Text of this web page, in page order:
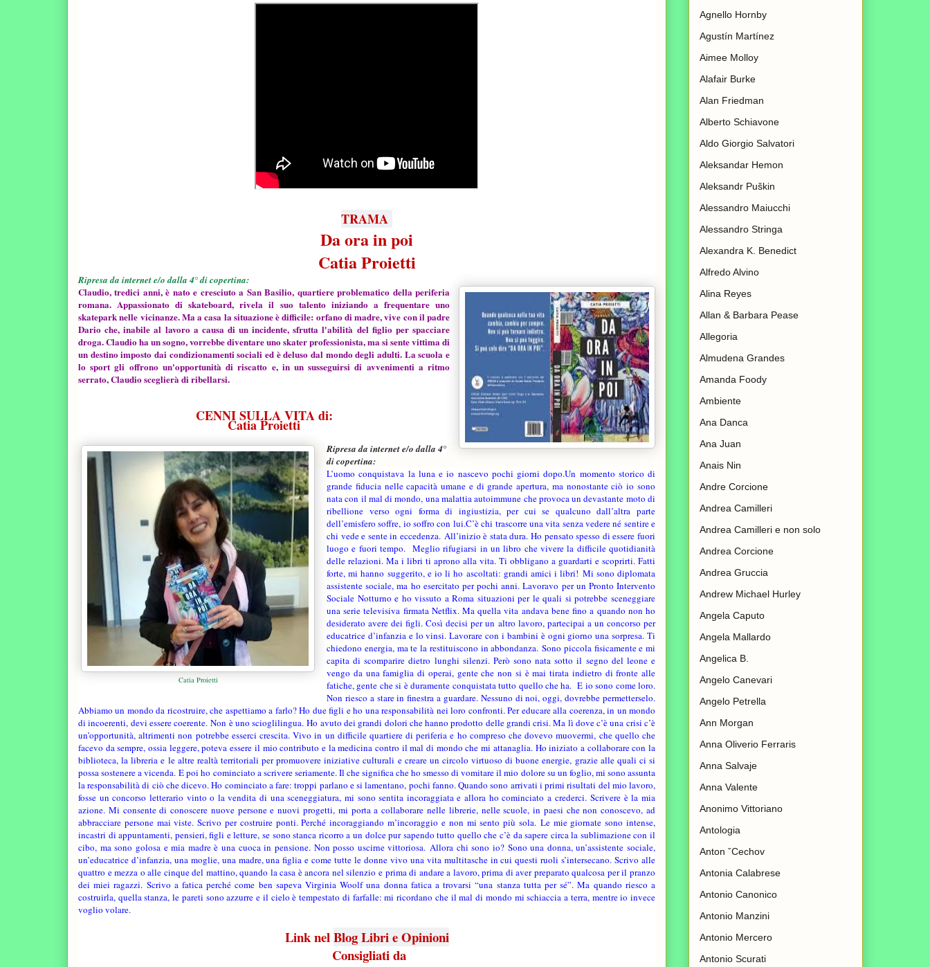
TRAMA
Da ora in poi
Catia Proietti
Ripresa da internet e/o dalla 4° di copertina:
Claudio, tredici anni, è nato e cresciuto a San Basilio, quartiere problematico della periferia
romana. Appassionato di skateboard, rivela il suo talento iniziando a frequentare uno
skatepark nelle vicinanze. Ma a casa la situazione è difficile: orfano di madre, vive con il padre
Dario che, inabile al lavoro a causa di un incidente, sfrutta l'abilità del figlio per spacciare
droga. Claudio ha un sogno, vorrebbe diventare uno skater professionista, ma si sente vittima di
un destino imposto dai condizionamenti sociali ed è deluso dal mondo degli adulti. La scuola e
lo sport gli offrono un'opportunità di riscatto e, in un susseguirsi di avvenimenti a ritmo
serrato, Claudio sceglierà di ribellarsi.
CENNI SULLA VITA di:
Catia Proietti
Catia Proietti
Ripresa da internet e/o dalla 4°
di copertina:
L’uomo conquistava la luna e io nascevo pochi giorni dopo.Un momento storico di
grande fiducia nelle capacità umane e di grande apertura, ma nonostante ciò io sono
nata con il mal di mondo, una malattia autoimmune che provoca un devastante moto di
ribellione verso ogni forma di ingiustizia, per cui se qualcuno dall’altra parte
dell’emisfero soffre, io soffro con lui.C’è chi trascorre una vita senza vedere né sentire e
chi vede e sente in eccedenza. All’inizio è stata dura. Ho pensato spesso di essere fuori
luogo e fuori tempo. Meglio rifugiarsi in un libro che vivere la difficile quotidianità
delle relazioni. Ma i libri ti aprono alla vita. Ti obbligano a guardarti e scoprirti. Fatti
forte, mi hanno suggerito, e io li ho ascoltati: grandi amici i libri! Mi sono diplomata
assistente sociale, ma ho esercitato per pochi anni. Lavoravo per un Pronto Intervento
Sociale Notturno e ho vissuto a Roma situazioni per le quali si potrebbe sceneggiare
una serie televisiva firmata Netflix. Ma quella vita andava bene fino a quando non ho
desiderato avere dei figli. Così decisi per un altro lavoro, partecipai a un concorso per
educatrice d’infanzia e lo vinsi. Lavorare con i bambini è ogni giorno una sorpresa. Ti
chiedono energia, ma te la restituiscono in abbondanza. Sono piccola fisicamente e mi
capita di scomparire dietro lunghi silenzi. Però sono nata sotto il segno del leone e
vengo da una famiglia di operai, gente che non si è mai tirata indietro di fronte alle
fatiche, gente che si è duramente conquistata tutto quello che ha. E io sono come loro.
Non riesco a stare in finestra a guardare. Nessuno di noi, oggi, dovrebbe permetterselo.
Abbiamo un mondo da ricostruire, che aspettiamo a farlo? Ho due figli e ho una responsabilità nei loro confronti. Per educare alla coerenza, in un mondo
di incoerenti, devi essere coerente. Non è uno scioglilingua. Ho avuto dei grandi dolori che hanno prodotto delle grandi crisi. Ma lì dove c’è una crisi c’è
un’opportunità, altrimenti non potrebbe esserci crescita. Vivo in un difficile quartiere di periferia e ho compreso che dovevo muovermi, che quello che
facevo da sempre, ossia leggere, poteva essere il mio contributo e la medicina contro il mal di mondo che mi attanaglia. Ho iniziato a collaborare con la
biblioteca, la libreria e le altre realtà territoriali per promuovere iniziative culturali e creare un circolo virtuoso di buone energie, grazie alle quali ci si
possa sostenere a vicenda. E poi ho cominciato a scrivere seriamente. Il che significa che ho smesso di vomitare il mio dolore su un foglio, mi sono assunta
la responsabilità di ciò che dicevo. Ho cominciato a fare: troppi parlano e si lamentano, pochi fanno. Quando sono arrivati i primi risultati del mio lavoro,
fosse un concorso letterario vinto o la vendita di una sceneggiatura, mi sono sentita incoraggiata e allora ho cominciato a crederci. Scrivere è la mia
azione. Mi consente di conoscere nuove persone e nuovi progetti, mi porta a collaborare nelle librerie, nelle scuole, in paesi che non conoscevo, ad
abbracciare persone mai viste. Scrivo per costruire ponti. Perché incoraggiando m’incoraggio e non mi sento più sola. Le mie giornate sono intense,
incastri di appuntamenti, pensieri, figli e letture, se sono stanca ricorro a un dolce pur sapendo tutto quello che c’è da sapere circa la sublimazione con il
cibo, ma sono golosa e mia madre è una cuoca in pensione. Non posso uscirne vittoriosa. Allora chi sono io? Sono una donna, un’assistente sociale,
un’educatrice d’infanzia, una moglie, una madre, una figlia e come tutte le donne vivo una vita multitasche in cui questi ruoli s’intersecano. Scrivo alle
quattro e mezza o alle cinque del mattino, quando la casa è ancora nel silenzio e prima di andare a lavoro, prima di aver preparato qualcosa per il pranzo
dei miei ragazzi. Scrivo a fatica perché come ben sapeva Virginia Woolf una donna fatica a trovarsi “una stanza tutta per sé”. Ma quando riesco a
costruirla, quella stanza, le pareti sono azzurre e il cielo è tempestato di farfalle: mi ricordano che il mal di mondo mi schiaccia a terra, mentre io invece
voglio volare.
Link nelBlog Libri e Opinioni
Consigliati da
Agnello Hornby
Agustín Martínez
Aimee Molloy
Alafair Burke
Alan Friedman
Alberto Schiavone
Aldo Giorgio Salvatori
Aleksandar Hemon
Aleksandr Puškin
Alessandro Maiucchi
Alessandro Stringa
Alexandra K. Benedict
Alfredo Alvino
Alina Reyes
Allan & Barbara Pease
Allegoria
Almudena Grandes
Amanda Foody
Ambiente
Ana Danca
Ana Juan
Anais Nin
Andre Corcione
Andrea Camilleri
Andrea Camilleri e non solo
Andrea Corcione
Andrea Gruccia
Andrew Michael Hurley
Angela Caputo
Angela Mallardo
Angelica B.
Angelo Canevari
Angelo Petrella
Ann Morgan
Anna Oliverio Ferraris
Anna Salvaje
Anna Valente
Anonimo Vittoriano
Antologia
Anton ˇCechov
Antonia Calabrese
Antonio Canonico
Antonio Manzini
Antonio Mercero
Antonio Scurati